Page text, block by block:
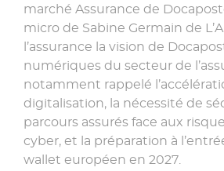
marché Assurance de
micro de Sabine Germain de
l’assurance la vision de
numériques du secteur de
notamment rappelé
digitalisation, la nécessité de
parcours assurés face aux
cyber, et la préparation à
wallet européen en 2027.